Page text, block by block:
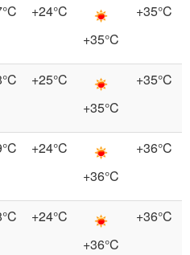
+24°C
+35°C
+35°C
+25°C
+35°C
+35°C
+24°C
+36°C
+36°C
+24°C
+36°C
+36°C